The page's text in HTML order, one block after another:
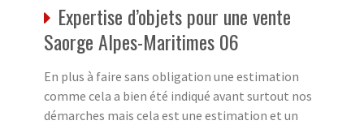
Expertise d’objets pour une vente
Saorge Alpes-Maritimes 06
En plus à faire sans obligation une estimation
comme cela a bien été indiqué avant surtout nos
démarches mais cela est une estimation et un